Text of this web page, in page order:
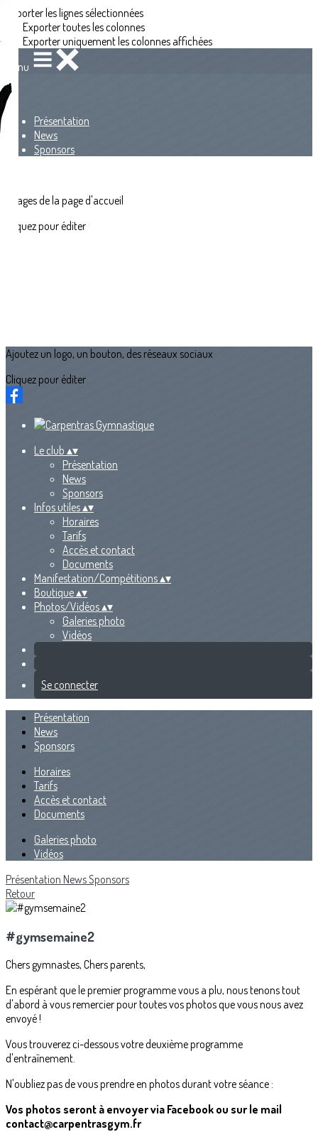
Exporter les lignes sélectionnées
Exporter toutes les colonnes
Exporter uniquement les colonnes affichées
Menu
<
>
Présentation
News
Sponsors
Images de la page d'accueil
Cliquez pour éditer
Ajoutez un logo, un bouton, des réseaux sociaux
Cliquez pour éditer
Le club ▴▾
Présentation
News
Sponsors
Infos utiles▴▾
Horaires
Tarifs
Accès et contact
Documents
Manifestation/Compétitions▴▾
Boutique▴▾
Photos/Vidéos▴▾
Galeries photo
Vidéos
Se connecter
Présentation
News
Sponsors
Horaires
Tarifs
Accès et contact
Documents
Galeries photo
Vidéos
Présentation NewsSponsors
Retour
#gymsemaine2
Chers gymnastes, Chers parents,
En espérant que le premier programme vous a plu, nous tenons tout
d'abord à vous remercier pour toutes vos photos que vous nous avez
envoyé !
Vous trouverez ci-dessous votre deuxième programme
d'entraînement.
N'oubliez pas de vous prendre en photos durant votre séance :
Vos photos seront à envoyer via Facebook ou sur le mail
contact@carpentrasgym.fr